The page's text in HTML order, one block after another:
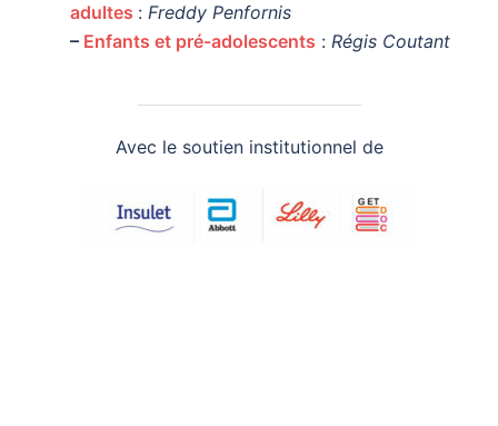
adultes : Freddy Penfornis
– Enfants et pré-adolescents : Régis Coutant
Avec le soutien institutionnel de